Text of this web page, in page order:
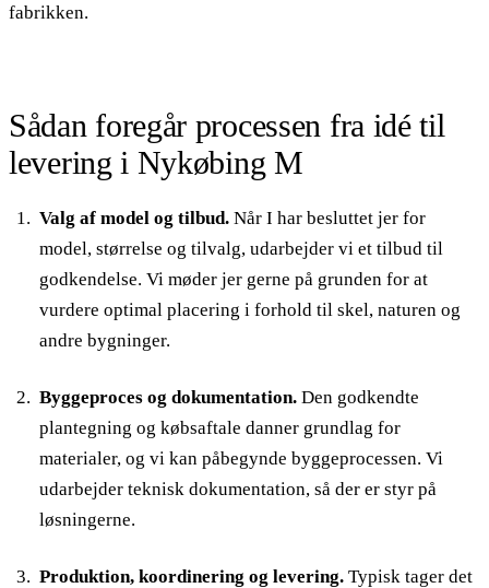
fabrikken.
Sådan foregår processen fra idé til
levering i Nykøbing M
Valg af model og tilbud. Når I har besluttet jer for
model, størrelse og tilvalg, udarbejder vi et tilbud til
godkendelse. Vi møder jer gerne på grunden for at
vurdere optimal placering i forhold til skel, naturen og
andre bygninger.
Byggeproces og dokumentation. Den godkendte
plantegning og købsaftale danner grundlag for
materialer, og vi kan påbegynde byggeprocessen. Vi
udarbejder teknisk dokumentation, så der er styr på
løsningerne.
Produktion, koordinering og levering. Typisk tager det